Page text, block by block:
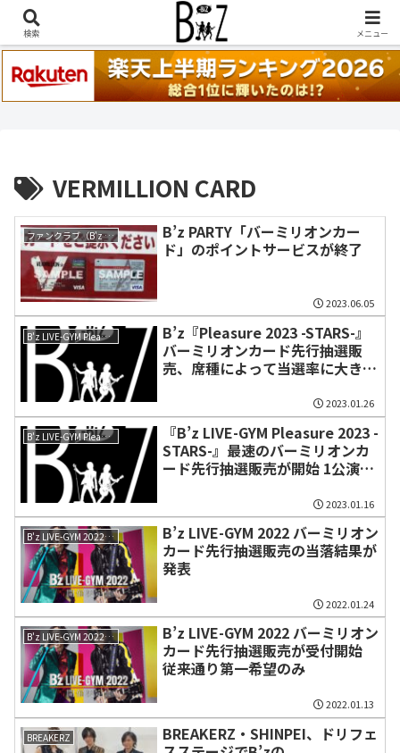
稲葉浩志『en-Zepp』『enⅣ』セトリ一覧はこちら
VERMILLION CARD
ファンクラブ（B'z PARTY）
B’z PARTY「バーミリオンカー
ド」のポイントサービスが終了
2023.06.05
B'z LIVE-GYM Pleasure 2023 -STARS-
B’z『Pleasure 2023 -STARS-』
バーミリオンカード先行抽選販
売、席種によって当選率に大きな
2023.01.26
B'z LIVE-GYM Pleasure 2023 -STARS-
『B’z LIVE-GYM Pleasure 2023 -
STARS-』最速のバーミリオンカ
ード先行抽選販売が開始 1公演最
2023.01.16
B'z LIVE-GYM 2022 -Highway X-
B’z LIVE-GYM 2022 バーミリオン
カード先行抽選販売の当落結果が
発表
2022.01.24
B'z LIVE-GYM 2022 -Highway X-
B’z LIVE-GYM 2022 バーミリオン
カード先行抽選販売が受付開始
従来通り第一希望のみ
2022.01.13
BREAKERZ
BREAKERZ・SHINPEI、ドリフェ
検索 メニュー